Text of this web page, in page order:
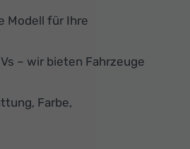
Modell für Ihre
– wir bieten Fahrzeuge
Farbe,